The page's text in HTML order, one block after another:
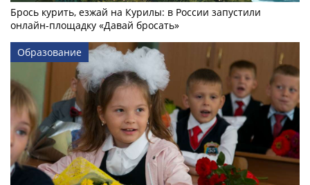
Брось курить, езжай на Курилы: в России запустили
онлайн-­площадку «Давай бросать»
Образование